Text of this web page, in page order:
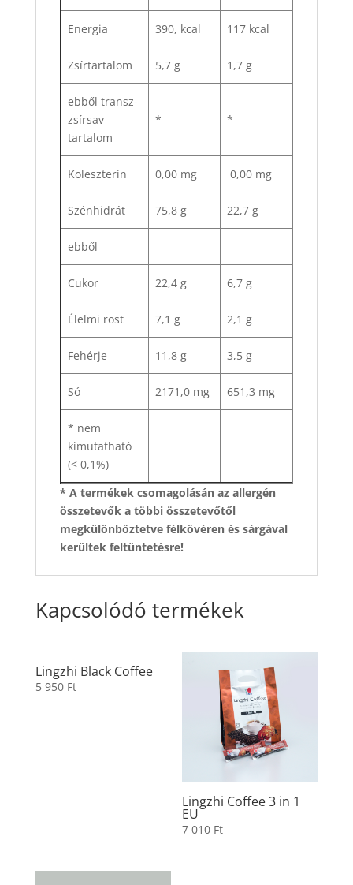
Energia 390, kcal 117 kcal
Zsírtartalom 5,7 g 1,7 g
ebből transz-
zsírsav
tartalom
* *
Koleszterin 0,00 mg 0,00 mg
Szénhidrát 75,8 g 22,7 g
ebből
Cukor 22,4 g 6,7 g
Élelmi rost 7,1 g 2,1 g
Fehérje 11,8 g 3,5 g
Só 2171,0 mg 651,3 mg
* nem
kimutatható
(< 0,1%)
* A termékek csomagolásán az allergén
összetevők a többi összetevőtől
megkülönböztetve félkövéren és sárgával
kerültek feltüntetésre!
Kapcsolódó termékek
Lingzhi Black Coffee
5 950 Ft
Lingzhi Coffee 3 in 1
EU
7 010 Ft